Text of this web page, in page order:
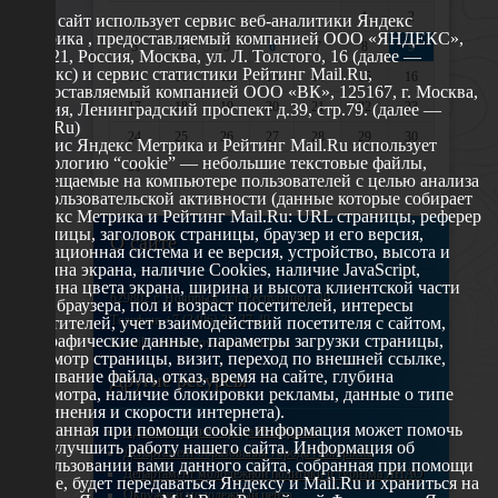
1
2
3
4 5 6 7 8
9
10
11 12 13 14 15
16
17
18 19 20 21 22
23
24
25 26 27 28 29
30
31
О сайте
629802 г. Ноябрьск, ул. Республики, 49
Телефон: +7 (3496) 35-37-49
E-mail: udsm@noyabrsk.yanao.ru
Другие ресурсы
Администрация города Ноябрьска
Департамент образования города Ноябрьска
Департамент молодежной политики и туризма ЯНАО
Окружной молодежный центр
Этот сайт использует сервис веб-аналитики Яндекс
Метрика , предоставляемый компанией ООО «ЯНДЕКС»,
119021, Россия, Москва, ул. Л. Толстого, 16 (далее —
Яндекс) и сервис статистики Рейтинг Mail.Ru,
предоставляемый компанией ООО «ВК», 125167, г. Москва,
Россия, Ленинградский проспект д.39, стр.79. (далее —
Mail.Ru)
Сервис Яндекс Метрика и Рейтинг Mail.Ru использует
технологию “cookie” — небольшие текстовые файлы,
размещаемые на компьютере пользователей с целью анализа
их пользовательской активности (данные которые собирает
Яндекс Метрика и Рейтинг Mail.Ru: URL страницы, реферер
страницы, заголовок страницы, браузер и его версия,
операционная система и ее версия, устройство, высота и
ширина экрана, наличие Cookies, наличие JavaScript,
глубина цвета экрана, ширина и высота клиентской части
окна браузера, пол и возраст посетителей, интересы
посетителей, учет взаимодействий посетителя с сайтом,
географические данные, параметры загрузки страницы,
просмотр страницы, визит, переход по внешней ссылке,
cкачивание файла, отказ, время на сайте, глубина
просмотра, наличие блокировки рекламы, данные о типе
соединения и скорости интернета).
Собранная при помощи cookie информация может помочь
нам улучшить работу нашего сайта. Информация об
использовании вами данного сайта, собранная при помощи
cookie, будет передаваться Яндексу и Mail.Ru и храниться на